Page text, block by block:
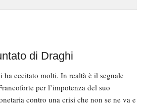
di Draghi
ha eccitato molti. In realtà è il segnale
per l’impotenza del suo
contro una crisi che non se ne va e